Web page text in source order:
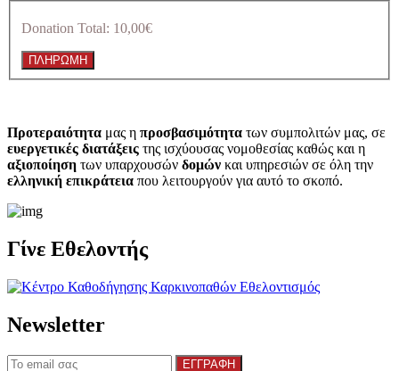
Donation Total: 10,00€
Προτεραιότητα μας η προσβασιμότητα των συμπολιτών μας, σε
ευεργετικές διατάξεις της ισχύουσας νομοθεσίας καθώς και η
αξιοποίηση των υπαρχουσών δομών και υπηρεσιών σε όλη την
ελληνική επικράτεια που λειτουργούν για αυτό το σκοπό.​
Γίνε Εθελοντής
Newsletter